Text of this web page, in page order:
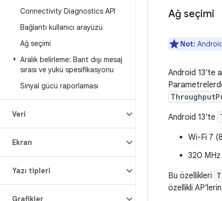
Connectivity Diagnostics API
Bağlantı kullanıcı arayüzü
Ağ seçimi
Aralık belirleme: Bant dışı mesaj
sırası ve yükü spesifikasyonu
Sinyal gücü raporlaması
Veri
Ekran
Yazı tipleri
Grafikler
Ağ seçimi
Not:
Android 13'te
Android 13'te
Wi-Fi 7
320
Bu özellikleri
özellikli AP'lerin